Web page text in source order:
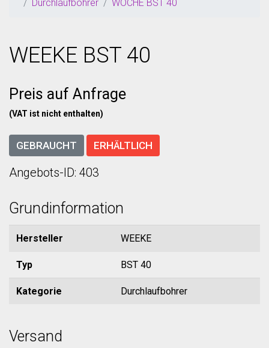
Durchlaufbohrer
WOCHE BST 40
WEEKE BST 40
Preis auf Anfrage
(VAT ist nicht enthalten)
GEBRAUCHT ERHÄLTLICH
Angebots-ID: 403
Grundinformation
Hersteller WEEKE
Typ BST 40
Kategorie Durchlaufbohrer
Versand